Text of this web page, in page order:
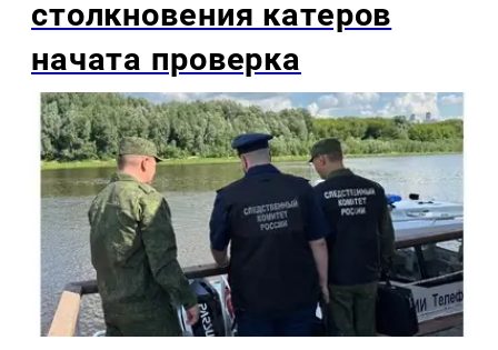
столкновения катеров
начата проверка